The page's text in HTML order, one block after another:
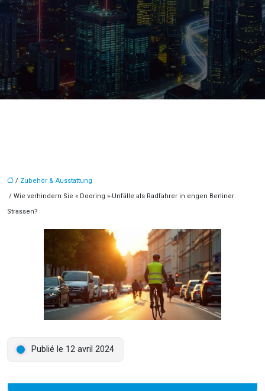
/ Zubehör & Ausstattung
/ Wie verhindern Sie « Dooring »-Unfälle als Radfahrer in engen Berliner
Strassen?
Publié le 12 avril 2024